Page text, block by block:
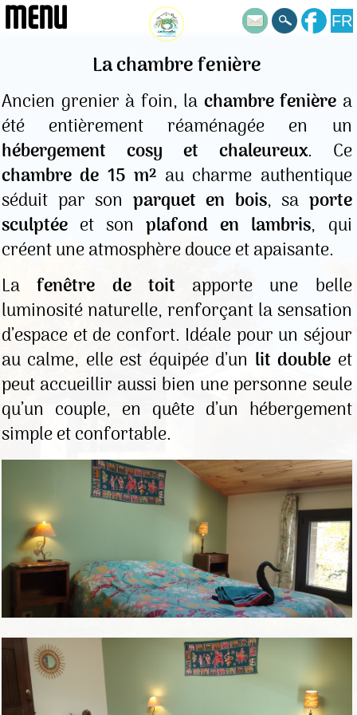
FR
MENU
La chambre fenière
Ancien grenier à foin, la chambre fenière a
été entièrement réaménagée en un
hébergement cosy et chaleureux. Ce
chambre de 15 m² au charme authentique
séduit par son parquet en bois, sa porte
sculptée et sonplafond en lambris, qui
créent une atmosphère douce et apaisante.
Lafenêtre de toitapporte une belle
luminosité naturelle, renforçant la sensation
d’espace et de confort. Idéale pour un séjour
au calme, elle est équipée d’un lit double et
peut accueillir aussi bien une personne seule
qu’un couple, en quête d’un hébergement
simple et confortable.